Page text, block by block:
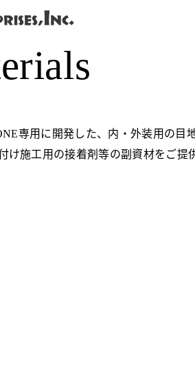
> Submaterials
専用に開発した、内・外装用の目
け施工用の接着剤等の副資材をご提